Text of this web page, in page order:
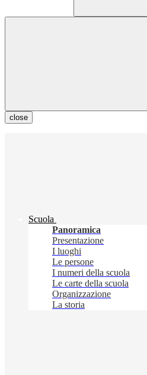
close
Scuola
Panoramica
Presentazione
I luoghi
Le persone
I numeri della scuola
Le carte della scuola
Organizzazione
La storia